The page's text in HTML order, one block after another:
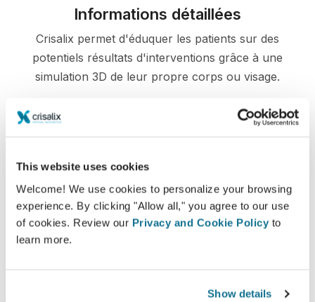
This website uses cookies
Welcome! We use cookies to personalize your browsing
experience. By clicking "Allow all," you agree to our use
of cookies. Review our Privacy and Cookie Policy to
learn more.
Show details
Informations détaillées
Crisalix permet d'éduquer les patients sur des
potentiels résultats d'interventions grâce à une
simulation 3D de leur propre corps ou visage.
Confiance
Une implication dans le processus de décision
aide les patients à faire leur choix